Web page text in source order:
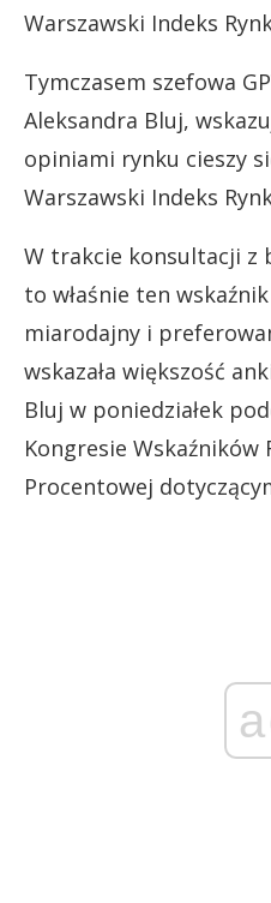
Warszawski Indeks
Tymczasem szefowa
Aleksandra Bluj,
opiniami rynku cieszy
Warszawski Indeks
W trakcie konsultacji z
to właśnie ten
miarodajny i
wskazała większość
Bluj w poniedziałek
Kongresie Wskaźników
Procentowej